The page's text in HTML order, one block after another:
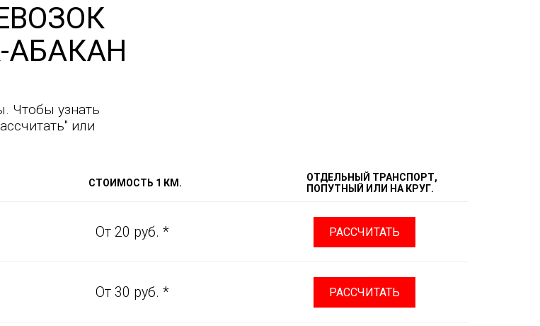
АБАКАН
Чтобы узнать
или
СТОИМОСТЬ 1 КМ.
ОТДЕЛЬНЫЙ ТРАНСПОРТ,
ПОПУТНЫЙ ИЛИ НА КРУГ.
От 20 руб. * РАССЧИТАТЬ
От 30 руб. * РАССЧИТАТЬ